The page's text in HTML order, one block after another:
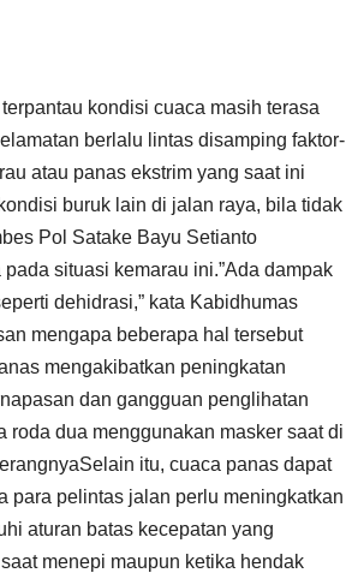
kondisi cuaca masih terasa
berlalu lintas disamping faktor-
atau panas ekstrim yang saat ini
buruk lain di jalan raya, bila tidak
Pol Satake Bayu Setianto
situasi kemarau ini.”Ada dampak
dehidrasi,” kata Kabidhumas
mengapa beberapa hal tersebut
mengakibatkan peningkatan
dan gangguan penglihatan
roda dua menggunakan masker saat di
itu, cuaca panas dapat
para pelintas jalan perlu meningkatkan
aturan batas kecepatan yang
menepi maupun ketika hendak